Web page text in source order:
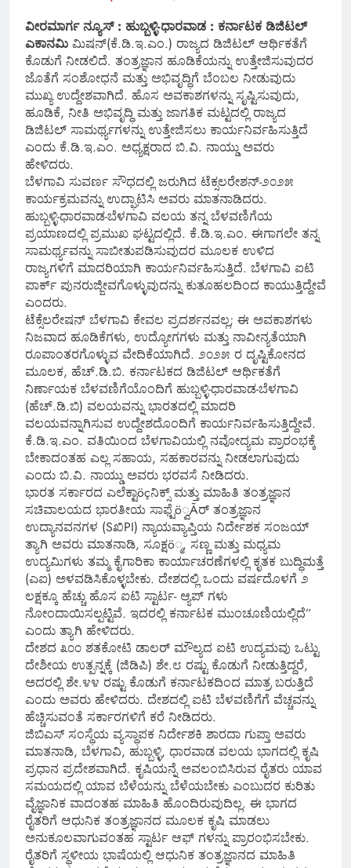
ವೀರಮಾರ್ಗ ನ್ಯೂಸ್ : ಹುಬ್ಬಳ್ಳಿ-ಧಾರವಾಡ : ಕರ್ನಾಟಕ ಡಿಜಿಟಲ್
ಎಕಾನಮಿ ಮಿಷನ್(ಕೆ.ಡಿ.ಇ.ಎಂ.) ರಾಜ್ಯದ ಡಿಜಿಟಲ್ ಆರ್ಥಿಕತೆಗೆ
ಕೊಡುಗೆ ನೀಡಲಿದೆ. ತಂತ್ರಜ್ಞಾನ ಹೂಡಿಕೆಯನ್ನು ಉತ್ತೇಜಿಸುವುದರ
ಜೊತೆಗೆ ಸಂಶೋಧನೆ ಮತ್ತು ಅಭಿವೃದ್ಧಿಗೆ ಬೆಂಬಲ ನೀಡುವುದು
ಮುಖ್ಯ ಉದ್ದೇಶವಾಗಿದೆ. ಹೊಸ ಅವಕಾಶಗಳನ್ನು ಸೃಷ್ಟಿಸುವುದು,
ಹೂಡಿಕೆ, ನೀತಿ ಅಭಿವೃದ್ಧಿ ಮತ್ತು ಜಾಗತಿಕ ಮಟ್ಟದಲ್ಲಿ ರಾಜ್ಯದ
ಡಿಜಿಟಲ್ ಸಾಮರ್ಥ್ಯಗಳನ್ನು ಉತ್ತೇಜಿಸಲು ಕಾರ್ಯನಿರ್ವಹಿಸುತ್ತಿದೆ
ಎಂದು ಕೆ.ಡಿ.ಇ.ಎಂ. ಅಧ್ಯಕ್ಷರಾದ ಬಿ.ವಿ. ನಾಯ್ಡು ಅವರು
ಹೇಳಿದರು.
ಬೆಳಗಾವಿ ಸುವರ್ಣ ಸೌಧದಲ್ಲಿ ಜರುಗಿದ ಟೆಕ್ಸಲರೇಶನ್-೨೦೨೫
ಕಾರ್ಯಕ್ರಮವನ್ನು ಉದ್ಘಾಟಿಸಿ ಅವರು ಮಾತನಾಡಿದರು.
ಹುಬ್ಬಳ್ಳಿ-ಧಾರವಾಡ-ಬೆಳಗಾವಿ ವಲಯ ತನ್ನ ಬೆಳವಣಿಗೆಯ
ಪ್ರಯಾಣದಲ್ಲಿ ಪ್ರಮುಖ ಘಟ್ಟದಲ್ಲಿದೆ. ಕೆ.ಡಿ.ಇ.ಎಂ. ಈಗಾಗಲೇ ತನ್ನ
ಸಾಮರ್ಥ್ಯವನ್ನು ಸಾಬೀತುಪಡಿಸುವುದರ ಮೂಲಕ ಉಳಿದ
ರಾಜ್ಯಗಳಿಗೆ ಮಾದರಿಯಾಗಿ ಕಾರ್ಯನಿರ್ವಹಿಸುತ್ತಿದೆ. ಬೆಳಗಾವಿ ಐಟಿ
ಪಾರ್ಕ್ ಪುನರುಜ್ಜೀವಗೊಳ್ಳುವುದನ್ನು ಕುತೂಹಲದಿಂದ ಕಾಯುತ್ತಿದ್ದೇವೆ
ಎಂದರು.
ಟೆಕ್ಸೆಲರೇಷನ್ ಬೆಳಗಾವಿ ಕೇವಲ ಪ್ರದರ್ಶನವಲ್ಲ; ಈ ಅವಕಾಶಗಳು
ನಿಜವಾದ ಹೂಡಿಕೆಗಳು, ಉದ್ಯೋಗಗಳು ಮತ್ತು ನಾವೀನ್ಯತೆಯಾಗಿ
ರೂಪಾಂತರಗೊಳ್ಳುವ ವೇದಿಕೆಯಾಗಿದೆ. ೨೦೨೫ ರ ದೃಷ್ಟಿಕೋನದ
ಮೂಲಕ, ಹೆಚ್.ಡಿ.ಬಿ. ಕರ್ನಾಟಕದ ಡಿಜಿಟಲ್ ಆರ್ಥಿಕತೆಗೆ
ನಿರ್ಣಾಯಕ ಬೆಳವಣಿಗೆಯೊಂದಿಗೆ ಹುಬ್ಬಳ್ಳಿ-ಧಾರವಾಡ-ಬೆಳಗಾವಿ
(ಹೆಚ್.ಡಿ.ಬಿ) ವಲಯವನ್ನು ಭಾರತದಲ್ಲಿ ಮಾದರಿ
ವಲಯವನ್ನಾಗಿಸುವ ಉದ್ದೇಶದೊಂದಿಗೆ ಕಾರ್ಯನಿರ್ವಹಿಸುತ್ತಿದ್ದೇವೆ.
ಕೆ.ಡಿ.ಇ.ಎಂ. ವತಿಯಿಂದ ಬೆಳಗಾವಿಯಲ್ಲಿ ನವೋದ್ಯಮ ಪ್ರಾರಂಭಕ್ಕೆ
ಬೇಕಾದಂತಹ ಎಲ್ಲ ಸಹಾಯ, ಸಹಕಾರವನ್ನು ನೀಡಲಾಗುವುದು
ಎಂದು ಬಿ.ವಿ. ನಾಯ್ಡು ಅವರು ಭರವಸೆ ನೀಡಿದರು.
ಭಾರತ ಸರ್ಕಾರದ ಎಲೆಕ್ಟಾöçನಿಕ್ಸ್ ಮತ್ತು ಮಾಹಿತಿ ತಂತ್ರಜ್ಞಾನ
ಸಚಿವಾಲಯದ ಭಾರತೀಯ ಸಾಫ್ಟೆö್ವÃರ್ ತಂತ್ರಜ್ಞಾನ
ಉದ್ಯಾನವನಗಳ (SಖಿPI) ನ್ಯಾಯವ್ಯಾಪ್ತಿಯ ನಿರ್ದೇಶಕ ಸಂಜಯ್
ತ್ಯಾಗಿ ಅವರು ಮಾತನಾಡಿ, ಸೂಕ್ಷö್ಮ, ಸಣ್ಣ ಮತ್ತು ಮಧ್ಯಮ
ಉದ್ಯಮಿಗಳು ತಮ್ಮ ಕೈಗಾರಿಕಾ ಕಾರ್ಯಾಚರಣೆಗಳಲ್ಲಿ ಕೃತಕ ಬುದ್ಧಿಮತ್ತೆ
(ಎಐ) ಅಳವಡಿಸಿಕೊಳ್ಳಬೇಕು. ದೇಶದಲ್ಲಿ ಒಂದು ವರ್ಷದೊಳಗೆ ೨
ಲಕ್ಷಕ್ಕೂ ಹೆಚ್ಚು ಹೊಸ ಐಟಿ ಸ್ಟಾರ್ಟ- ಆ್ಯಪ್ ಗಳು
ನೋಂದಾಯಿಸಲ್ಪಟ್ಟಿವೆ. ಇದರಲ್ಲಿ ಕರ್ನಾಟಕ ಮುಂಚೂಣಿಯಲ್ಲಿದೆ”
ಎಂದು ತ್ಯಾಗಿ ಹೇಳಿದರು.
ದೇಶದ ೩೦೦ ಶತಕೋಟಿ ಡಾಲರ್ ಮೌಲ್ಯದ ಐಟಿ ಉದ್ಯಮವು ಒಟ್ಟು
ದೇಶೀಯ ಉತ್ಪನ್ನಕ್ಕೆ (ಜಿಡಿಪಿ) ಶೇ.೮ ರಷ್ಟು ಕೊಡುಗೆ ನೀಡುತ್ತಿದ್ದರೆ,
ಅದರಲ್ಲಿ ಶೇ.೪೪ ರಷ್ಟು ಕೊಡುಗೆ ಕರ್ನಾಟಕದಿಂದ ಮಾತ್ರ ಬರುತ್ತಿದೆ
ಎಂದು ಅವರು ಹೇಳಿದರು. ದೇಶದಲ್ಲಿ ಐಟಿ ಬೆಳವಣಿಗೆಗೆ ವೆಚ್ಚವನ್ನು
ಹೆಚ್ಚಿಸುವಂತೆ ಸರ್ಕಾರಗಳಿಗೆ ಕರೆ ನೀಡಿದರು.
ಜಿಬಿಎಸ್ ಸಂಸ್ಥೆಯ ವ್ಯಸ್ಥಾಪಕ ನಿರ್ದೇಶಕಿ ಶಾರದಾ ಗುಪ್ತಾ ಅವರು
ಮಾತನಾಡಿ, ಬೆಳಗಾವಿ, ಹುಬ್ಬಳ್ಳಿ, ಧಾರವಾಡ ವಲಯ ಭಾಗದಲ್ಲಿ ಕೃಷಿ
ಪ್ರಧಾನ ಪ್ರದೇಶವಾಗಿದೆ. ಕೃಷಿಯನ್ನೆ ಅವಲಂಬಿಸಿರುವ ರೈತರು ಯಾವ
ಸಮಯದಲ್ಲಿ ಯಾವ ಬೆಳೆಯನ್ನು ಬೆಳೆಯಬೇಕು ಎಂಬುದರ ಕುರಿತು
ವೈಜ್ಞಾನಿಕ ವಾದಂತಹ ಮಾಹಿತಿ ಹೊಂದಿರುವುದಿಲ್ಲ. ಈ ಭಾಗದ
ರೈತರಿಗೆ ಆಧುನಿಕ ತಂತ್ರಜ್ಞಾನದ ಮೂಲಕ ಕೃಷಿ ಮಾಡಲು
ಅನುಕೂಲವಾಗುವಂತಹ ಸ್ಟಾರ್ಟ ಆಫ್ ಗಳನ್ನು ಪ್ರಾರಂಭಿಸಬೇಕು.
ರೈತರಿಗೆ ಸ್ಥಳೀಯ ಭಾಷೆಯಲ್ಲಿ ಆಧುನಿಕ ತಂತ್ರಜ್ಞಾನದ ಮಾಹಿತಿ